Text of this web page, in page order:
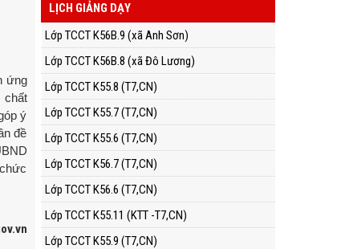
ứng
chất
ý
đề
LỊCH GIẢNG DẠY
Lớp TCCT K56B.9 (xã Anh Sơn)
Lớp TCCT K56B.8 (xã Đô Lương)
Lớp TCCT K55.8 (T7,CN)
Lớp TCCT K55.7 (T7,CN)
Lớp TCCT K55.6 (T7,CN)
Lớp TCCT K56.7 (T7,CN)
Lớp TCCT K56.6 (T7,CN)
Lớp TCCT K55.11 (KTT -T7,CN)
Lớp TCCT K55.9 (T7,CN)